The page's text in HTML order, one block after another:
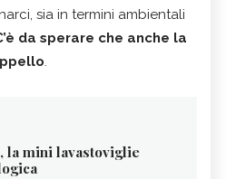
sia in termini ambientali
da sperare che anche la
.
la mini lavastoviglie